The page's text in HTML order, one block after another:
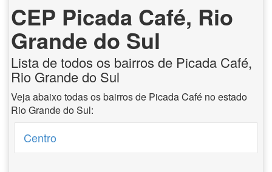
CEP Picada Café, Rio
Grande do Sul
Lista de todos os bairros de Picada Café,
Rio Grande do Sul
Veja abaixo todas os bairros de Picada Café no estado
Rio Grande do Sul:
Centro